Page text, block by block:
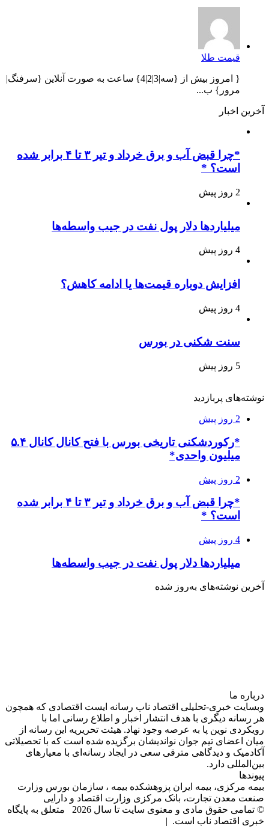
قیمت طلا
{ امروز بیش از {سه|3|2|4} ساعت به صورت آنلاین {سرفنگ|
مرور} ب...
آخرین اخبار
*چرا قبض آب و برق خرداد و تیر ۳ تا ۴ برابر شده
است؟ *
2 روز پیش
میلیاردها دلار پول نفت در جیب واسطه‌ها
4 روز پیش
افزایش دوباره قیمت‌ها یا ادامه کاهش؟
4 روز پیش
سنت شکنی در بورس
5 روز پیش
نوشته‌های پربازدید
2 روز پیش
*رکوردشکنی تاریخی بورس با فتح کانال کانال ۵.۴
میلیون واحدی*
2 روز پیش
*چرا قبض آب و برق خرداد و تیر ۳ تا ۴ برابر شده
است؟ *
4 روز پیش
میلیاردها دلار پول نفت در جیب واسطه‌ها
آخرین نوشته‌های‌ به‌روز شده
درباره‌ ما
وبسایت خبری-تحلیلی اقتصاد ناب رسانه‌ ایست اقتصادی که همچون
هر رسانه دیگری با هدف انتشار اخبار و اطلاع رسانی اما با
رویکردی نوین پا به عرصه وجود نهاد. هیئت تحریریه این رسانه از
میان اعضای تیم جوان نواندیشان برگزیده شده است که با تحصیلاتی
آکادمیک و دیدگاهی‌ مترقی سعی در ایجاد رسانه‌ای با معیار‌های
بین‌المللی دارد.
پیوندها
بیمه مرکزی، بیمه ایران پزوهشکده بیمه ، سازمان بورس وزارت
صنعت معدن تجارت، بانک مرکزی وزارت اقتصاد و دارایی
© تمامی حقوق مادی و معنوی سایت تا سال 2026 متعلق به پایگاه
خبری اقتصاد ناب است. |